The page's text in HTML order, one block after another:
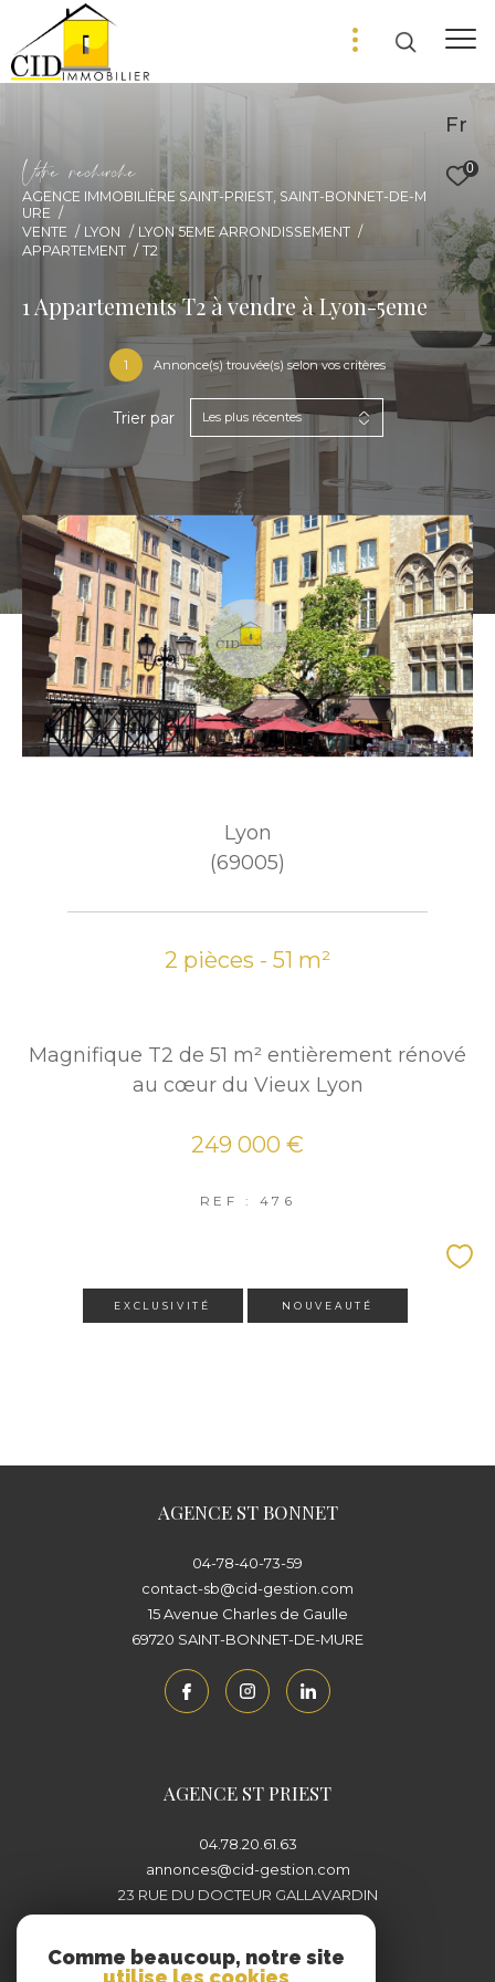
Fr
0
Vore recece
AGENCE IMMOBILIÈRE SAINT-PRIEST, SAINT-BONNET-DE-M
URE
VENTE
LYON
LYON 5EME ARRONDISSEMENT
APPARTEMENT
T2
1 Appartements T2 à vendre à Lyon-5eme
1 Annonce(s) trouvée(s) selon vos critères
Trier par Les plus récentes
Lyon
(69005)
2 pièces - 51 m²
Magnifique T2 de 51 m² entièrement rénové
au cœur du Vieux Lyon
249 000 €
REF : 476
EXCLUSIVITÉ NOUVEAUTÉ
AGENCE ST BONNET
04-78-40-73-59
contact-sb@cid-gestion.com
15 Avenue Charles de Gaulle
69720
SAINT-BONNET-DE-MURE
AGENCE ST PRIEST
04.78.20.61.63
annonces@cid-gestion.com
23 RUE DU DOCTEUR GALLAVARDIN
69800 SAINT-PRIEST
Comme beaucoup, notre site
utilise les cookies